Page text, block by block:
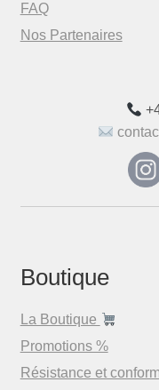
FAQ
Nos Partenaires
Boutique
La Boutique
Promotions %
Résistance et